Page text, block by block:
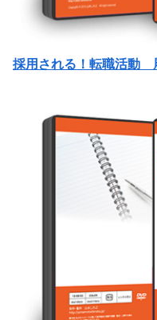
採用される！転職活動